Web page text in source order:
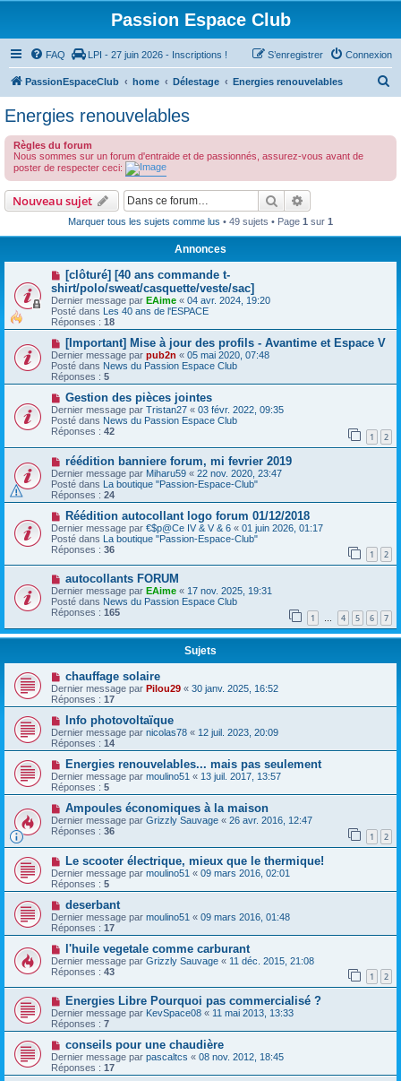
Passion Espace Club
FAQ LPI - 27 juin 2026 - Inscriptions ! Connexion
S’enregistrer
PassionEspaceClub home Délestage Energies renouvelables
Energies renouvelables
Règles du forum
Nous sommes sur un forum d'entraide et de passionnés, assurez-vous avant de
poster de respecter ceci:
Nouveau sujet Rechercher
Marquer tous les sujets comme lus • 49 sujets • Page 1 sur 1
Annonces
[clôturé] [40 ans commande t-
shirt/polo/sweat/casquette/veste/sac]
Dernier message par EAime « 04 avr. 2024, 19:20
Posté dans Les 40 ans de l'ESPACE
Réponses : 18
[Important] Mise à jour des profils - Avantime et Espace V
Dernier message par pub2n « 05 mai 2020, 07:48
Posté dans News du Passion Espace Club
Réponses : 5
Gestion des pièces jointes
Dernier message par Tristan27 « 03 févr. 2022, 09:35
Posté dans News du Passion Espace Club
Réponses : 42 1 2
réédition banniere forum, mi fevrier 2019
Dernier message par Miharu59 « 22 nov. 2020, 23:47
Posté dans La boutique "Passion-Espace-Club"
Réponses : 24
Réédition autocollant logo forum 01/12/2018
Dernier message par €$p@Ce IV & V & 6 « 01 juin 2026, 01:17
Posté dans La boutique "Passion-Espace-Club"
Réponses : 36 1 2
autocollants FORUM
Dernier message par EAime « 17 nov. 2025, 19:31
Posté dans News du Passion Espace Club
Réponses : 165 1 … 4 5 6 7
Sujets
chauffage solaire
Dernier message par Pilou29 « 30 janv. 2025, 16:52
Réponses : 17
Info photovoltaïque
Dernier message par nicolas78 « 12 juil. 2023, 20:09
Réponses : 14
Energies renouvelables... mais pas seulement
Dernier message par moulino51 « 13 juil. 2017, 13:57
Réponses : 5
Ampoules économiques à la maison
Dernier message par Grizzly Sauvage « 26 avr. 2016, 12:47
Réponses : 36 1 2
Le scooter électrique, mieux que le thermique!
Dernier message par moulino51 « 09 mars 2016, 02:01
Réponses : 5
deserbant
Dernier message par moulino51 « 09 mars 2016, 01:48
Réponses : 17
l'huile vegetale comme carburant
Dernier message par Grizzly Sauvage « 11 déc. 2015, 21:08
Réponses : 43 1 2
Energies Libre Pourquoi pas commercialisé ?
Dernier message par KevSpace08 « 11 mai 2013, 13:33
Réponses : 7
conseils pour une chaudière
Dernier message par pascaltcs « 08 nov. 2012, 18:45
Réponses : 17